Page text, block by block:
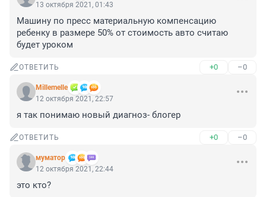
13 октября 2021, 01:43
Машину по пресс материальную компенсацию
ребенку в размере 50% от стоимость авто считаю
будет уроком
ОТВЕТИТЬ +0 –0
Мillemelle
12 октября 2021, 22:57
я так понимаю новый диагноз- блогер
ОТВЕТИТЬ +0 –0
муматор
12 октября 2021, 22:44
это кто?